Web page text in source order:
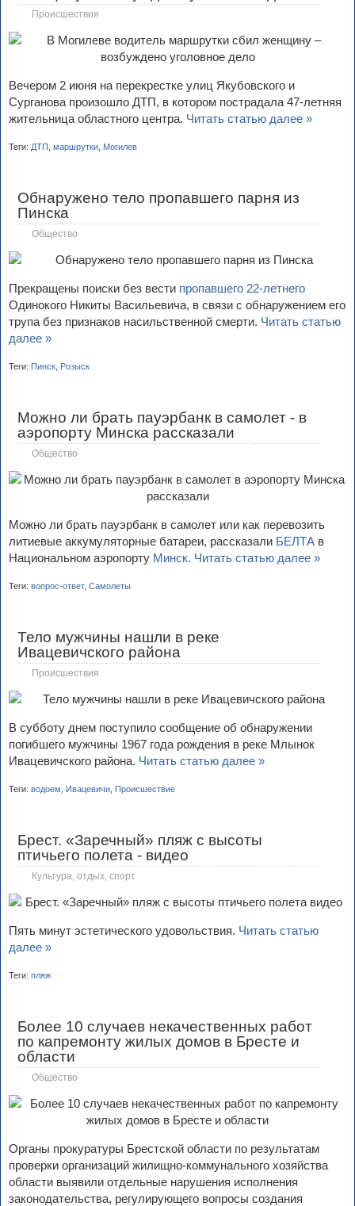
Происшествия
Вечером 2 июня на перекрестке улиц Якубовского и
Сурганова произошло ДТП, в котором пострадала 47-летняя
жительница областного центра. Читать статью далее »
Теги: ДТП маршрутки Могилев
Обнаружено тело пропавшего парня из
Пинска
Общество
Прекращены поиски без вести пропавшего 22-летнего
Одинокого Никиты Васильевича, в связи с обнаружением его
трупа без признаков насильственной смерти. Читать статью
далее »
Теги: Пинск Розыск
Можно ли брать пауэрбанк в самолет - в
аэропорту Минска рассказали
Общество
Можно ли брать пауэрбанк в самолет или как перевозить
литиевые аккумуляторные батареи, рассказали БЕЛТА в
Национальном аэропорту Минск. Читать статью далее »
Теги: вопрос-ответ, Самолеты
Тело мужчины нашли в реке
Ивацевичского района
Происшествия
В субботу днем поступило сообщение об обнаружении
погибшего мужчины 1967 года рождения в реке Млынок
Ивацевичского района. Читать статью далее »
Теги: водоем Ивацевичи Происшествие
Брест. «Заречный» пляж с высоты
птичьего полета - видео
Культура, отдых, спорт
Пять минут эстетического удовольствия. Читать статью
далее »
Теги: пляж
Более 10 случаев некачественных работ
по капремонту жилых домов в Бресте и
области
Общество
Органы прокуратуры Брестской области по результатам
проверки организаций жилищно-коммунального хозяйства
области выявили отдельные нарушения исполнения
законодательства, регулирующего вопросы создания